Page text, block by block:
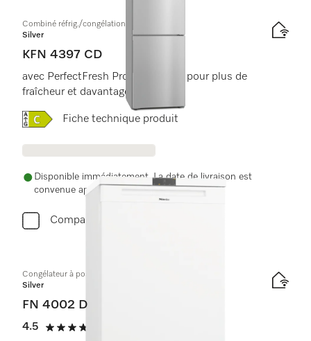
Combiné réfrig./congélation à pose libre
Silver
KFN 4397 CD
avec PerfectFresh Pro et NoFrost pour plus de
fraîcheur et davantage de confort.
Online Label Flag, Label énergétique
Fiche technique produit
Disponible immédiatement. La date de livraison est
convenue après la commande.
Comparer
Congélateur à pose libre
Silver
FN 4002 D
4.5
4.5 de 5 étoiles